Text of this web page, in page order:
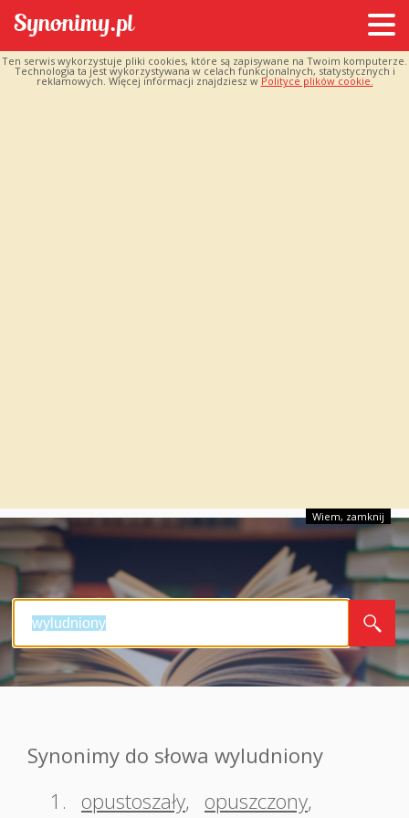
Ten serwis wykorzystuje pliki cookies, które są zapisywane na Twoim komputerze.
Technologia ta jest wykorzystywana w celach funkcjonalnych, statystycznych i
reklamowych. Więcej informacji znajdziesz w Polityce plików cookie.
Wiem, zamknij
Synonimy do słowa wyludniony
1.
opustoszały, opuszczony,